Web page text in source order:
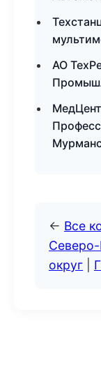
АО
← Все
Северо-
округ